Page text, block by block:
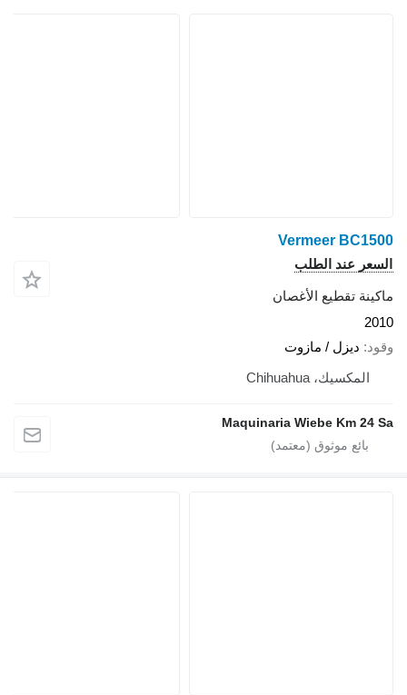
Vermeer
عند الطلب
تقطيع الأغصان
ديزل / مازوت
المكسيك، Chihuahua
Maquinaria Wiebe Km 24